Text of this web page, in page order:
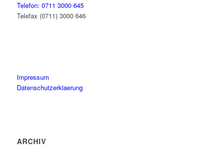
Telefon: 0711 3000 645
Telefax (0711) 3000 646
Impressum
Datenschutzerklaerung
ARCHIV